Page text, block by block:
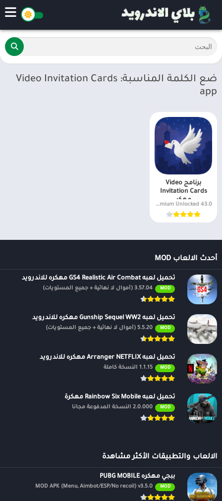
ضع الكلمة المناسبة: Video Invitation Cards
app
برنامج Video
Invitation Cards
مهكر
43.0 Premium Unlocked
أحدث الالعاب MOD
تحميل لعبه GS4 Realistic Air Combat مهكره للاندرويد
MOD 3.57.04 (أموال لا نهائية + جميع المستويات)
تحميل لعبه Gunship Sequel WW2 مهكره للاندرويد
MOD 5.5.20 (أموال لا نهائية + جميع المستويات)
تحميل لعبه Arranger NETFLIX مهكره للاندرويد
MOD 1.1.15 النسخة كاملة
تحميل لعبه Rainbow Six Mobile مهكرة
MOD 2.0.000 النسخة المدفوعة مجانًا
الالعاب والتطبيقات الأكثر مشاهدة
ببجي مهكره PUBG MOBILE
MOD
MOD APK (Menu, Aimbot/ESP/No recoil) v3.5.0